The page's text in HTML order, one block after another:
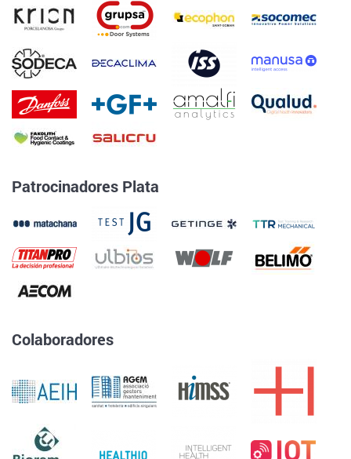
Patrocinadores Plata
Colaboradores